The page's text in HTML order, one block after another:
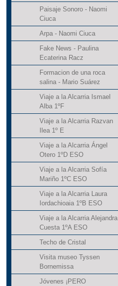
Paisaje Sonoro - Naomi
Ciuca
Arpa - Naomi Ciuca
Fake News - Paulina
Ecaterina Racz
Formacion de una roca
salina - Mario Suárez
Viaje a la Alcarria Ismael
Alba 1ºF
Viaje a la Alcarria Razvan
Ilea 1º E
Viaje a la Alcarria Ángel
Otero 1ºD ESO
Viaje a la Alcarria Sofía
Mariño 1ºC ESO
Viaje a la Alcarria Laura
Iordachioaia 1ºB ESO
Viaje a la Alcarria Alejandra
Cuesta 1ºA ESO
Techo de Cristal
Visita museo Tyssen
Bornemissa
Jóvenes ¡PERO